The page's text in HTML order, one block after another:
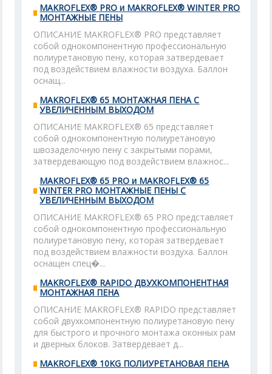
MAKROFLEX® PRO и MAKROFLEX® WINTER PRO
МОНТАЖНЫЕ ПЕНЫ
ОПИСАНИЕ MAKROFLEX® PRO представляет
собой однокомпонентную профессиональную
полиуретановую пену, которая затвердевает
под воздействием влажности воздуха. Баллон
оснащ...
MAKROFLEX® 65 МОНТАЖНАЯ ПЕНА С
УВЕЛИЧЕННЫМ ВЫХОДОМ
ОПИСАНИЕ MAKROFLEX® 65 представляет
собой однокомпонентную полиуретановую
швозаделочную пену с закрытыми порами,
затвердевающую под воздействием влажнос...
MAKROFLEX® 65 PRO и MAKROFLEX® 65
WINTER PRO МОНТАЖНЫЕ ПЕНЫ С
УВЕЛИЧЕННЫМ ВЫХОДОМ
ОПИСАНИЕ MAKROFLEX® 65 PRO представляет
собой однокомпонентную профессиональную
полиуретановую пену, которая затвердевает
под воздействием влажности воздуха. Баллон
оснащен спец�...
MAKROFLEX® RAPIDO ДВУХКОМПОНЕНТНАЯ
МОНТАЖНАЯ ПЕНА
ОПИСАНИЕ MAKROFLEX® RAPIDO представляет
собой двухкомпонентную полиуретановую пену
для быстрого и прочного монтажа оконных рам
и дверных блоков. Затвердевает д...
MAKROFLEX® 10KG ПОЛИУРЕТАНОВАЯ ПЕНА